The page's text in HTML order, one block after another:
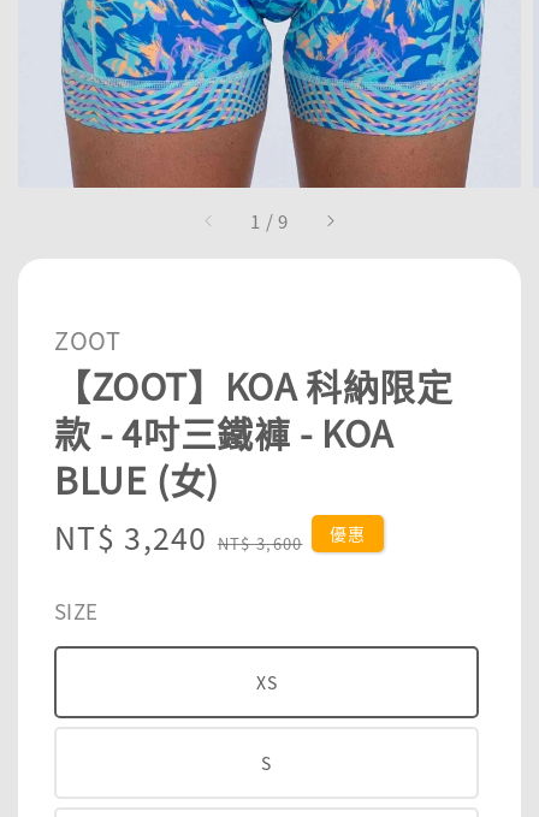
1 /9
ZOOT
【ZOOT】KOA 科納限定
款 - 4吋三鐵褲 - KOA
BLUE (女)
Sale
NT$ 3,240 Regular
NT$ 3,600 優惠
SIZE
XS
S